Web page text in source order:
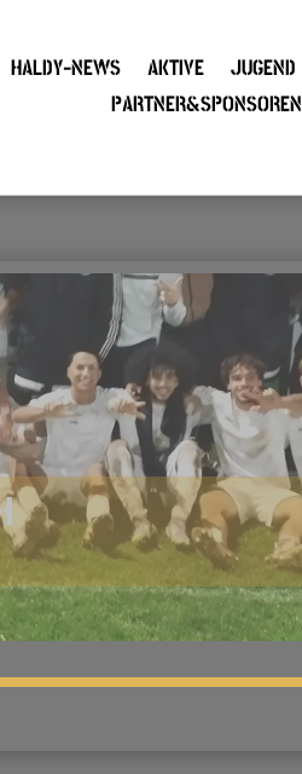
HALDY-NEWS AKTIVE JUGEND
PARTNER&SPONSOREN